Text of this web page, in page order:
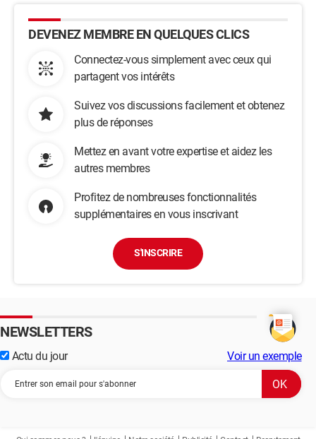
DEVENEZ MEMBRE EN QUELQUES CLICS
Connectez-vous simplement avec ceux qui
partagent vos intérêts
Suivez vos discussions facilement et obtenez
plus de réponses
Mettez en avant votre expertise et aidez les
autres membres
Profitez de nombreuses fonctionnalités
supplémentaires en vous inscrivant
S'INSCRIRE
NEWSLETTERS
Actu du jour Voir un exemple